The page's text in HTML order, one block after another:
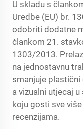
U skladu s
Uredbe (EU) br.
odobriti dodatne
člankom 21.
1303/2013.
na jednostavnu
smanjuje
a vizualni utjecaj
koju gosti sve
recenzijama.